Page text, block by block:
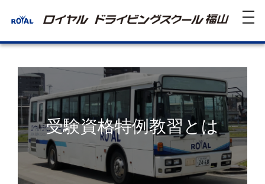
受験資格特例教習とは